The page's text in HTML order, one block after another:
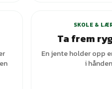
SKOLE &
Ta frem
En jente holder opp
i